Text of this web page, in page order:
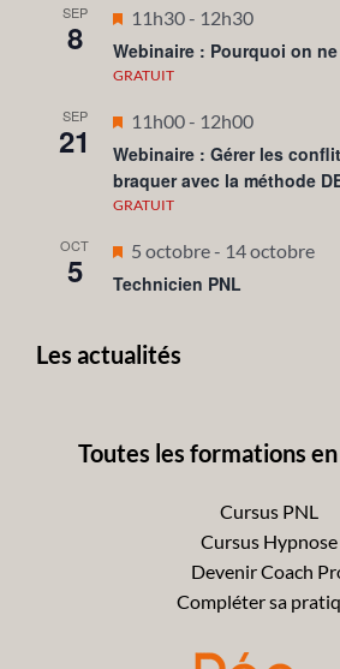
SEP
8
Mis
en
avant
11h30- 12h30
Webinaire : Pourquoi on
GRATUIT
SEP
21
Mis
en
avant
11h00- 12h00
Webinaire : Gérer les
braquer avec la méthode
GRATUIT
OCT
5
Mis
en
5 octobre- 14 octobre
Technicien PNL
Les actualités
Toutes les formations
Cursus PNL
Cursus Hypnose
Devenir Coach
Compléter sa